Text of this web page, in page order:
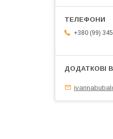
+380 (99)